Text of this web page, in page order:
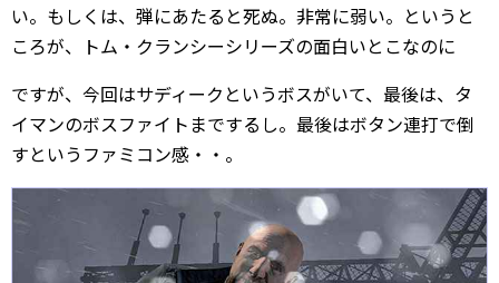
い。もしくは、弾にあたると死ぬ。非常に弱い。というと
ころが、トム・クランシーシリーズの面白いとこなのに
ですが、今回はサディークというボスがいて、最後は、タ
イマンのボスファイトまでするし。最後はボタン連打で倒
すというファミコン感・・。